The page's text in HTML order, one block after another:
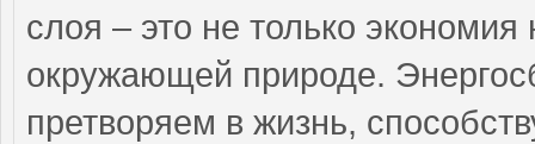
слоя – это не только
окружающей природе.
претворяем в жизнь,